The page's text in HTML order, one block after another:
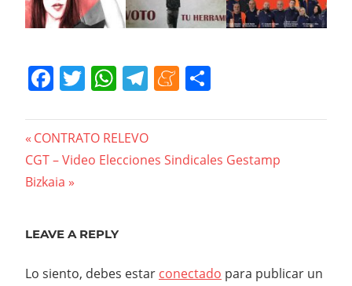
Facebook
Twitter
WhatsApp
Telegram
Meneame
Navegación
de
Previous
Post:
CONTRATO RELEVO
Next
Post:
CGT – Video Elecciones Sindicales Gestamp
Bizkaia
LEAVE A REPLY
Lo siento, debes estar conectado para publicar un